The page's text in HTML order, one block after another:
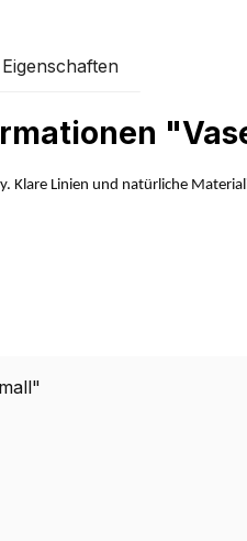
Eigenschaften
Klare Linien und natürliche